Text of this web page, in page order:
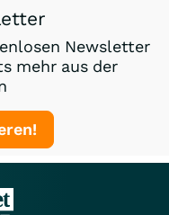
Newsletter
mehr aus der